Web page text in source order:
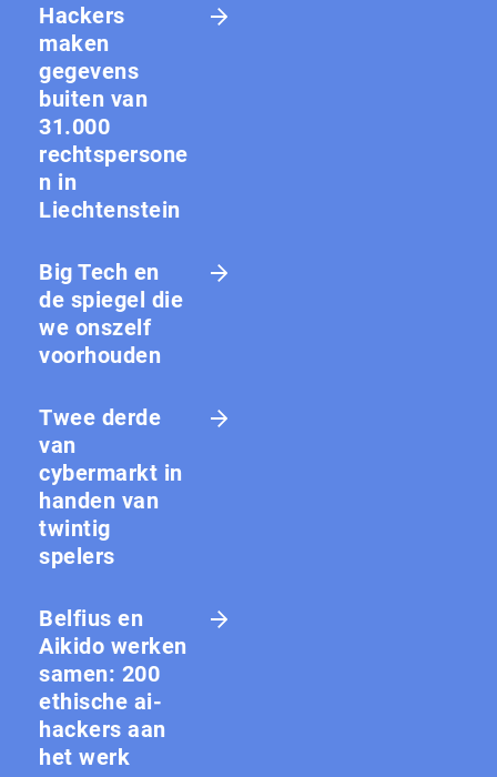
Hackers
maken
gegevens
buiten van
31.000
rechtspersone
n in
Liechtenstein
Big Tech en
de spiegel die
we onszelf
voorhouden
Twee derde
van
cybermarkt in
handen van
twintig
spelers
Belfius en
Aikido werken
samen: 200
ethische ai-
hackers aan
het werk